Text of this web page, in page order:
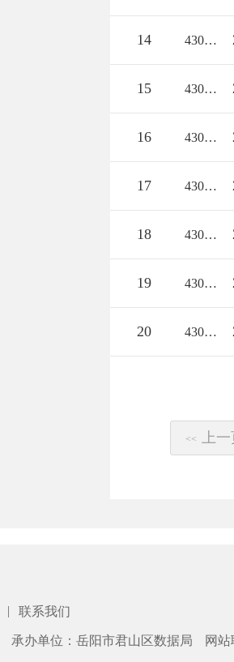
14 43060018112/2026-2377821
15 43060018112/2026-2377819
16 43060018112/2026-2377818
17 43060018112/2026-2377816
18 43060018112/2026-2377814
19 43060018112/2026-2377813
20 43060018112/2026-2377812
<< 上
| 联系我们
承办单位：岳阳市君山区数据局 网站